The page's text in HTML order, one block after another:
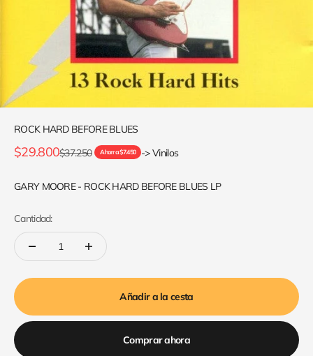
ROCK HARD BEFORE BLUES
Precio de oferta
$29.800Precio normal
$37.250 Ahorra $7.450 -> Vinilos
GARY MOORE - ROCK HARD BEFORE BLUES LP
Cantidad:
Añadir a la cesta
Comprar ahora